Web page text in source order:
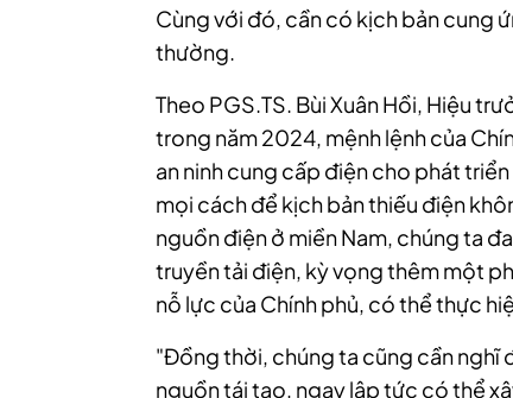
Cùng với đó, cần có kịch bản cung
thường.
Theo PGS.TS. Bùi Xuân Hồi, Hiệu
trong năm 2024, mệnh lệnh của
an ninh cung cấp điện cho phát
mọi cách để kịch bản thiếu điện
nguồn điện ở miền Nam, chúng ta
truyền tải điện, kỳ vọng thêm một
nỗ lực của Chính phủ, có thể thực
"Đồng thời, chúng ta cũng cần nghĩ
nguồn tái tạo, ngay lập tức có thể